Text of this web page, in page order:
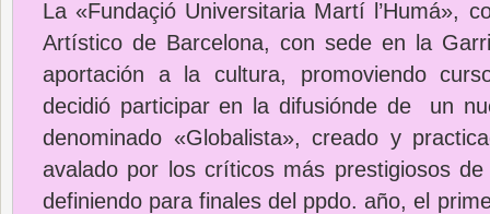
La «Fundaçió Universitaria Martí l’Humá»,
Artístico de Barcelona, con sede en la
aportación a la cultura, promoviendo
decidió participar en la difusiónde de un
denominado «Globalista», creado y
avalado por los críticos más prestigiosos
definiendo para finales del ppdo. año, el